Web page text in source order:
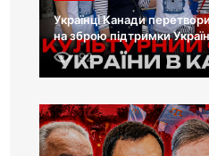
Українці Канади
на зброю підтримки
92